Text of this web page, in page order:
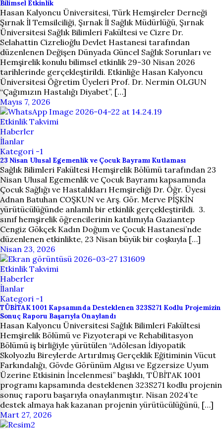
Bilimsel Etkinlik
Hasan Kalyoncu Üniversitesi, Türk Hemşireler Derneği
Şırnak İl Temsilciliği, Şırnak İl Sağlık Müdürlüğü, Şırnak
Üniversitesi Sağlık Bilimleri Fakültesi ve Cizre Dr.
Selahattin Cizrelioğlu Devlet Hastanesi tarafından
düzenlenen Değişen Dünyada Güncel Sağlık Sorunları ve
Hemşirelik konulu bilimsel etkinlik 29-30 Nisan 2026
tarihlerinde gerçekleştirildi. Etkinliğe Hasan Kalyoncu
Üniversitesi Öğretim Üyeleri Prof. Dr. Nermin OLGUN
“Çağımızın Hastalığı Diyabet”, […]
Mayıs 7, 2026
Etkinlik Takvimi
Haberler
İlanlar
Kategori -1
23 Nisan Ulusal Egemenlik ve Çocuk Bayramı Kutlaması
Sağlık Bilimleri Fakültesi Hemşirelik Bölümü tarafından 23
Nisan Ulusal Egemenlik ve Çocuk Bayramı kapsamında
Çocuk Sağlığı ve Hastalıkları Hemşireliği Dr. Öğr. Üyesi
Adnan Batuhan COŞKUN ve Arş. Gör. Merve PİŞKİN
yürütücülüğünde anlamlı bir etkinlik gerçekleştirildi. 3.
sınıf hemşirelik öğrencilerinin katılımıyla Gaziantep
Cengiz Gökçek Kadın Doğum ve Çocuk Hastanesi’nde
düzenlenen etkinlikte, 23 Nisan büyük bir coşkuyla […]
Nisan 23, 2026
Etkinlik Takvimi
Haberler
İlanlar
Kategori -1
TÜBİTAK 1001 Kapsamında Desteklenen 323S271 Kodlu Projemizin
Sonuç Raporu Başarıyla Onaylandı
Hasan Kalyoncu Üniversitesi Sağlık Bilimleri Fakültesi
Hemşirelik Bölümü ve Fizyoterapi ve Rehabilitasyon
Bölümü iş birliğiyle yürütülen “Adölesan İdiyopatik
Skolyozlu Bireylerde Artırılmış Gerçeklik Eğitiminin Vücut
Farkındalığı, Gövde Görünüm Algısı ve Egzersize Uyum
Üzerine Etkisinin İncelenmesi” başlıklı, TÜBİTAK 1001
programı kapsamında desteklenen 323S271 kodlu projenin
sonuç raporu başarıyla onaylanmıştır. Nisan 2024’te
destek almaya hak kazanan projenin yürütücülüğünü, […]
Mart 27, 2026